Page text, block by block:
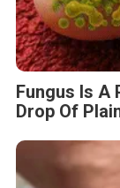
Fungus Is A
Drop Of